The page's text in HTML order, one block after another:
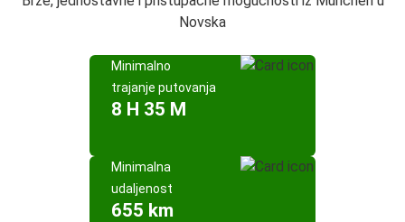
Novska
Minimalno
trajanje putovanja
8 H 35 M
Minimalna
udaljenost
655 km